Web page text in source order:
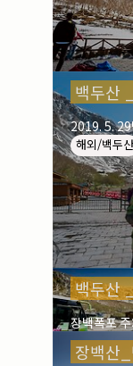
백두산
2019. 5.
해외/백두산
백두산
장백폭포
니다.
해외/백두산
장백산